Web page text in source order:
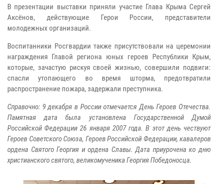
В презентации выставки приняли участие Глава Крыма Сергей
Аксёнов, действующие Герои России, представители
молодежных организаций.
Воспитанники Росгвардии также присутствовали на церемонии
награждения Главой региона юных героев Республики Крым,
которые, зачастую рискуя своей жизнью, совершили подвиги:
спасли утопающего во время шторма, предотвратили
распространение пожара, задержали преступника.
Справочно: 9 декабря в России отмечается День Героев Отечества.
Памятная дата была установлена Государственной Думой
Российской Федерации 26 января 2007 года. В этот день чествуют
Героев Советского Союза, Героев Российской Федерации, кавалеров
ордена Святого Георгия и ордена Славы. Дата приурочена ко дню
христианского святого, великомученика Георгия Победоносца.